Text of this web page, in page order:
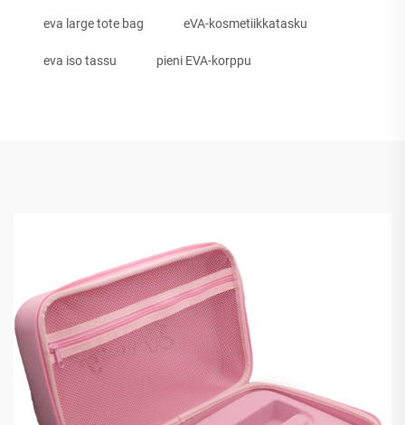
eva large tote bag eVA-kosmetiikkatasku
eva iso tassu pieni EVA-korppu